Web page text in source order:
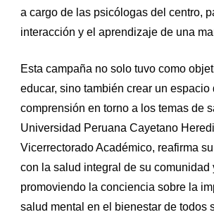
a cargo de las psicólogas del centro,
interacción y el aprendizaje de una
Esta campaña no solo tuvo como
educar, sino también crear un espacio
comprensión en torno a los temas de
Universidad Peruana Cayetano
Vicerrectorado Académico, reafirma
con la salud integral de su comunidad
promoviendo la conciencia sobre la
salud mental en el bienestar de todos